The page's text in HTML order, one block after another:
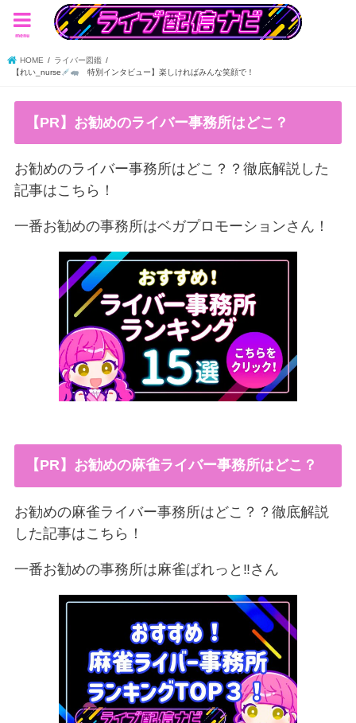
menu
HOME
ライバー図鑑
【れい_nurse
特別インタビュー】楽しければみんな笑顔で！
【PR】お勧めのライバー事務所はどこ？
お勧めのライバー事務所はどこ？？徹底解説した
記事はこちら！
一番お勧めの事務所はベガプロモーションさん！
【PR】お勧めの麻雀ライバー事務所はどこ？
お勧めの麻雀ライバー事務所はどこ？？徹底解説
した記事はこちら！
一番お勧めの事務所は麻雀ぱれっと‼︎さん